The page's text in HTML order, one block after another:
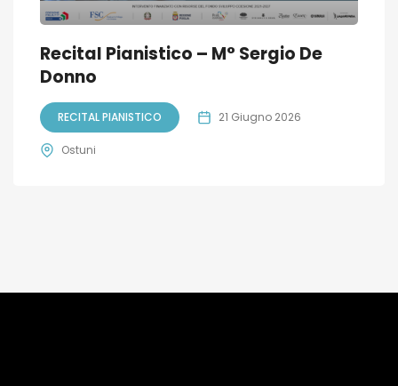
Recital Pianistico – M° Sergio De
Donno
RECITAL PIANISTICO 21 Giugno 2026
Ostuni